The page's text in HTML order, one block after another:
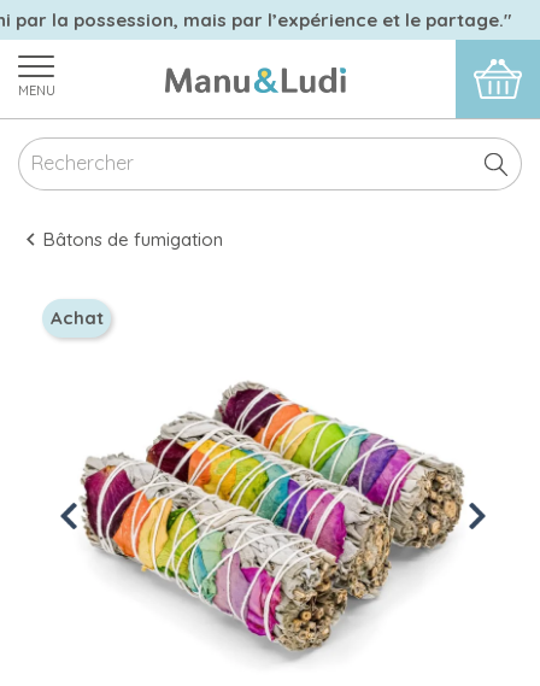
la possession, mais par l’expérience et le partage."
MENU
Bâtons de fumigation
Achat
Previous Next